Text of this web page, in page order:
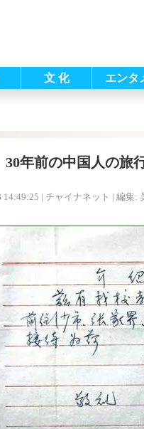
文 化 エンタ
30年前の中国人の旅
14:49:25 | チャイナネット | 編集: